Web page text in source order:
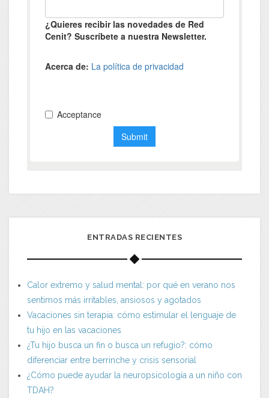
ENTRADAS RECIENTES
Calor extremo y salud mental: por qué en verano nos
sentimos más irritables, ansiosos y agotados
Vacaciones sin terapia: cómo estimular el lenguaje de
tu hijo en las vacaciones
¿Tu hijo busca un fin o busca un refugio?: cómo
diferenciar entre berrinche y crisis sensorial
¿Cómo puede ayudar la neuropsicología a un niño con
TDAH?